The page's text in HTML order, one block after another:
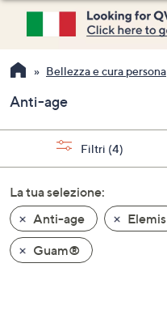
disponibili
suggerimenti,
usa
i
freccia
su
giù
oppure
scorri
a
sinistra
o
Bellezza e cura persona
Anti-age
Filtri (4)
La tua selezione:
Anti-age
Elemis
Guam®